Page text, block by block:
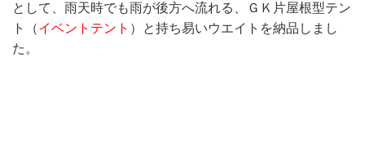
として、雨天時でも雨が後方へ流れる、ＧＫ片屋根型テン
ト（イベントテント ）と持ち易いウエイトを納品しまし
た。